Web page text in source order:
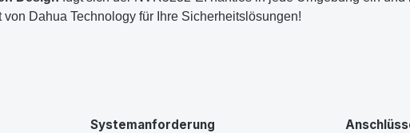
Dahua Technology für Ihre Sicherheitslösungen!
Systemanforderung